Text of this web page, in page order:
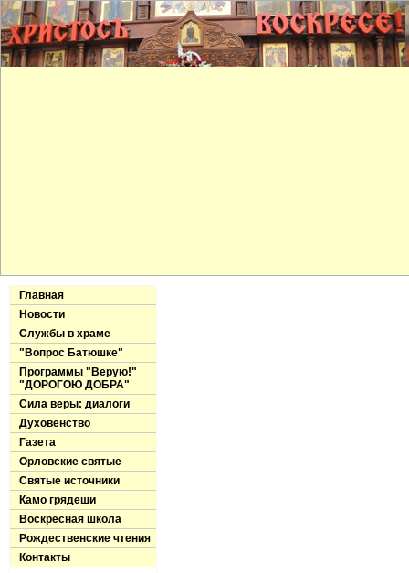
Главная
Новости
Службы в храме
"Вопрос Батюшке"
Программы "Верую!"
"ДОРОГОЮ ДОБРА"
Сила веры: диалоги
Духовенство
Газета
Орловские святые
Святые источники
Камо грядеши
Воскресная школа
Рождественские чтения
Контакты